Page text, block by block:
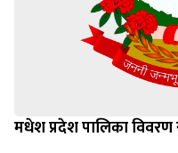
मधेश प्रदेश पालिका विवरण